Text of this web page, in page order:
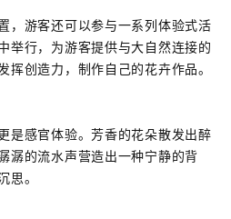
，游客还可以参与一系列体验式活
举行，为游客提供与大自然连接的
挥创造力，制作自己的花卉作品。
是感官体验。芳香的花朵散发出醉
潺的流水声营造出一种宁静的背
思。